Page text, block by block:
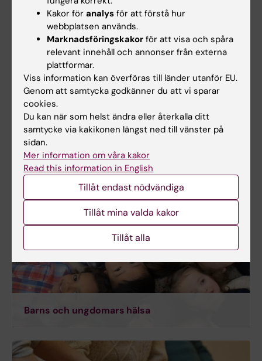
Sexuell, reproduktiv och perinatal hälsa
Kompetensutveckling inom sexuell, reproduktiv och
perinatal hälsa som vi kan erbjuda. Utifrån behov
kan flertalet anordnas helt eller delvis på distans via
digitala kursträffar.
Barns och ungdomars hälsa
Kakor för analys för att förstå hur
webbplatsen används.
Marknadsföringskakor för att visa och spåra
relevant innehåll och annonser från externa
plattformar.
Viss information kan överföras till länder utanför EU.
Genom att samtycka godkänner du att vi sparar
cookies.
Du kan när som helst ändra eller återkalla ditt
samtycke via kakikonen längst ned till vänster på
sidan.
Mer information om våra kakor
Read this information in English
Tillåt endast nödvändiga
Tillåt mina valda kakor
Tillåt alla